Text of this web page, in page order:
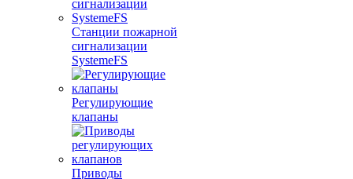
Станции пожарной
сигнализации
SystemeFS
Регулирующие
клапаны
Приводы